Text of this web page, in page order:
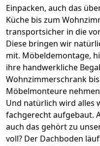
Einpacken, auch das
Küche bis zum
transportsicher in die
Diese bringen wir
mit. Möbeldemontage,
ihre handwerkliche
Wohnzimmerschrank
Möbelmonteure
Und natürlich wird alles
fachgerecht aufgebaut.
auch das gehört zu
voll? Der Dachboden